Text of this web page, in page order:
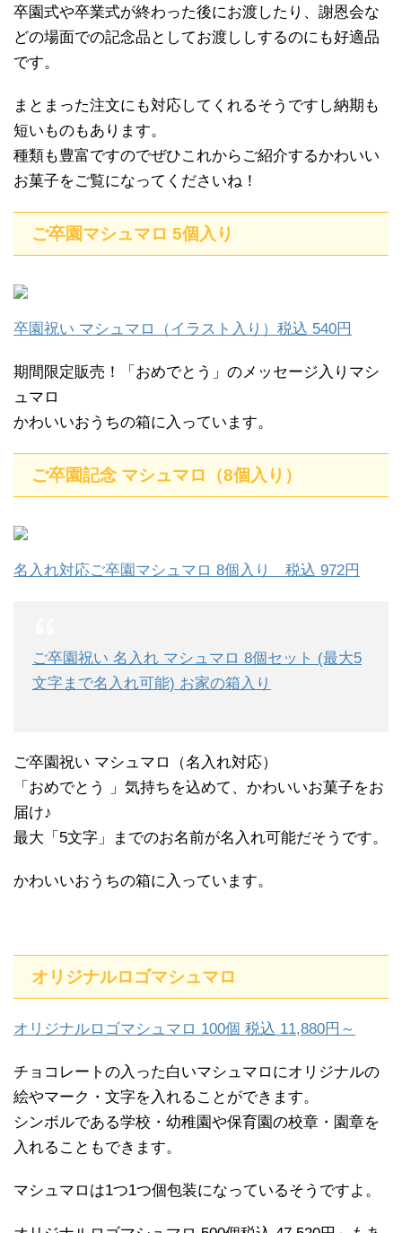
卒園式や卒業式が終わった後にお渡したり、謝恩会な
どの場面での記念品としてお渡ししするのにも好適品
です。
まとまった注文にも対応してくれるそうですし納期も
短いものもあります。
種類も豊富ですのでぜひこれからご紹介するかわいい
お菓子をご覧になってくださいね！
ご卒園マシュマロ 5個入り
卒園祝い マシュマロ（イラスト入り）税込 540円
期間限定販売！「おめでとう」のメッセージ入りマシ
ュマロ
かわいいおうちの箱に入っています。
ご卒園記念 マシュマロ（8個入り）
名入れ対応ご卒園マシュマロ 8個入り 税込 972円
ご卒園祝い 名入れ マシュマロ 8個セット (最大5
文字まで名入れ可能) お家の箱入り
ご卒園祝い マシュマロ（名入れ対応）
「おめでとう 」気持ちを込めて、かわいいお菓子をお
届け♪
最大「5文字」までのお名前が名入れ可能だそうです。
かわいいおうちの箱に入っています。
オリジナルロゴマシュマロ
オリジナルロゴマシュマロ 100個 税込 11,880円～
チョコレートの入った白いマシュマロにオリジナルの
絵やマーク・文字を入れることができます。
シンボルである学校・幼稚園や保育園の校章・園章を
入れることもできます。
マシュマロは1つ1つ個包装になっているそうですよ。